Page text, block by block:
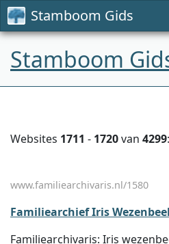
Stamboom Gids
Stamboom
Websites 1711 - 1720van 4299:
www.familiearchivaris.nl/1580
Familiearchief Iris
Familiearchivaris: Iris